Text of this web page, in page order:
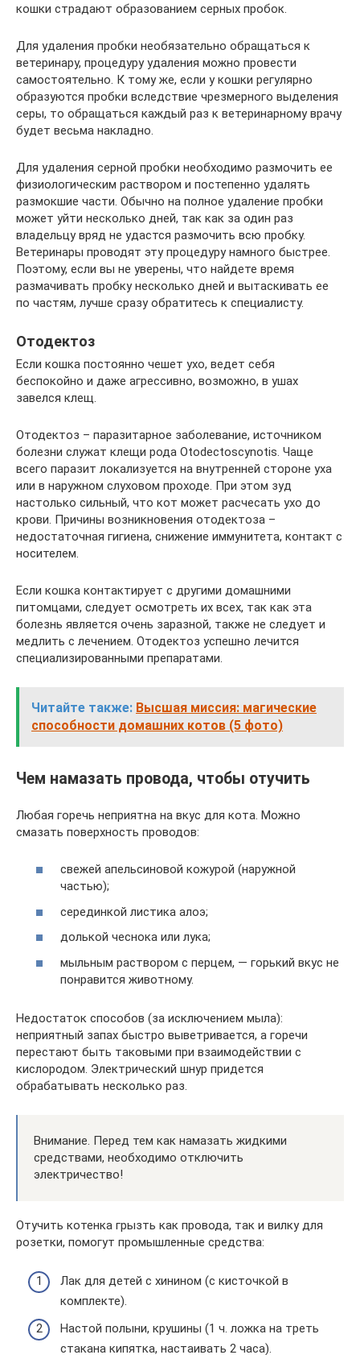
кошки страдают образованием серных пробок.
Для удаления пробки необязательно обращаться к
ветеринару, процедуру удаления можно провести
самостоятельно. К тому же, если у кошки регулярно
образуются пробки вследствие чрезмерного выделения
серы, то обращаться каждый раз к ветеринарному врачу
будет весьма накладно.
Для удаления серной пробки необходимо размочить ее
физиологическим раствором и постепенно удалять
размокшие части. Обычно на полное удаление пробки
может уйти несколько дней, так как за один раз
владельцу вряд не удастся размочить всю пробку.
Ветеринары проводят эту процедуру намного быстрее.
Поэтому, если вы не уверены, что найдете время
размачивать пробку несколько дней и вытаскивать ее
по частям, лучше сразу обратитесь к специалисту.
Отодектоз
Если кошка постоянно чешет ухо, ведет себя
беспокойно и даже агрессивно, возможно, в ушах
завелся клещ.
Отодектоз – паразитарное заболевание, источником
болезни служат клещи рода Оtodectoscynotis. Чаще
всего паразит локализуется на внутренней стороне уха
или в наружном слуховом проходе. При этом зуд
настолько сильный, что кот может расчесать ухо до
крови. Причины возникновения отодектоза –
недостаточная гигиена, снижение иммунитета, контакт с
носителем.
Если кошка контактирует с другими домашними
питомцами, следует осмотреть их всех, так как эта
болезнь является очень заразной, также не следует и
медлить с лечением. Отодектоз успешно лечится
специализированными препаратами.
Читайте также: Высшая миссия: магические
способности домашних котов (5 фото)
Чем намазать провода, чтобы отучить
Любая горечь неприятна на вкус для кота. Можно
смазать поверхность проводов:
свежей апельсиновой кожурой (наружной
частью);
серединкой листика алоэ;
долькой чеснока или лука;
мыльным раствором с перцем, — горький вкус не
понравится животному.
Недостаток способов (за исключением мыла):
неприятный запах быстро выветривается, а горечи
перестают быть таковыми при взаимодействии с
кислородом. Электрический шнур придется
обрабатывать несколько раз.
Внимание. Перед тем как намазать жидкими
средствами, необходимо отключить
электричество!
Отучить котенка грызть как провода, так и вилку для
розетки, помогут промышленные средства:
Лак для детей с хинином (с кисточкой в
комплекте).
Настой полыни, крушины (1 ч. ложка на треть
стакана кипятка, настаивать 2 часа).